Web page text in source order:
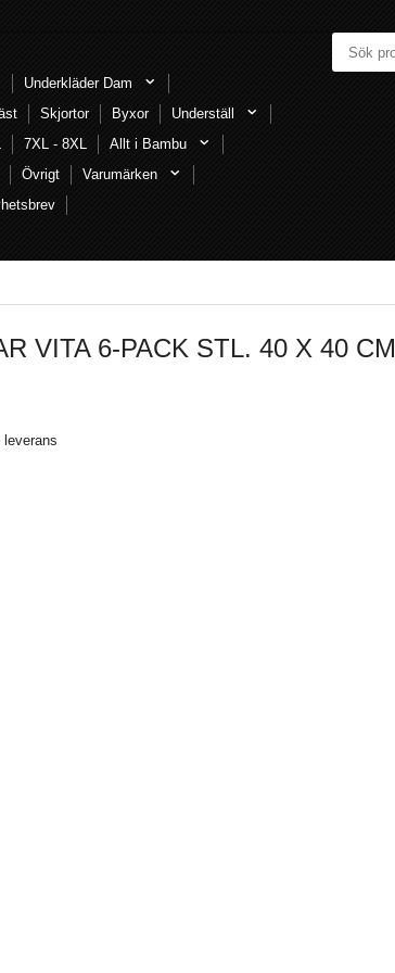
Underkläder Dam
Skjortor Byxor
Underställ
7XL - 8XL
Allt i Bambu
Övrigt
Varumärken
VITA 6-PACK STL. 40 X 40 CM
leverans